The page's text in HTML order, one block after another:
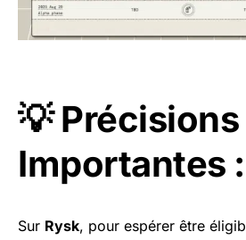
💡 Précisions
Importantes :
Sur Rysk, pour espérer être